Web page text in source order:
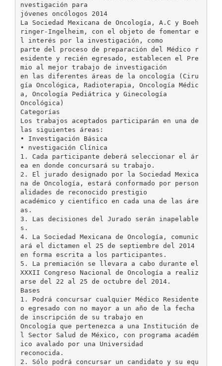
nvestigación para
jóvenes oncólogos 2014
La Sociedad Mexicana de Oncología, A.C y Boeh
ringer-Ingelheim, con el objeto de fomentar e
l interés por la investigación, como
parte del proceso de preparación del Médico r
esidente y recién egresado, establecen el Pre
mio al mejor trabajo de investigación
en las diferentes áreas de la oncología (Ciru
gía Oncológica, Radioterapia, Oncología Médic
a, Oncología Pediátrica y Ginecología
Oncológica)
Categorías
Los trabajos aceptados participarán en una de
las siguientes áreas:
• Investigación Básica
• nvestigación Clínica
1. Cada participante deberá seleccionar el ár
ea en donde concursará su trabajo.
2. El jurado designado por la Sociedad Mexica
na de Oncología, estará conformado por person
alidades de reconocido prestigio
académico y científico en cada una de las áre
as.
3. Las decisiones del Jurado serán inapelable
s.
4. La Sociedad Mexicana de Oncología, comunic
ará el dictamen el 25 de septiembre del 2014
en forma escrita a los participantes.
5. La premiación se llevara a cabo durante el
XXXII Congreso Nacional de Oncología a realiz
arse del 22 al 25 de octubre del 2014.
Bases
1. Podrá concursar cualquier Médico Residente
o egresado con no mayor a un año de la fecha
de inscripción de su trabajo en
Oncología que pertenezca a una Institución de
l Sector Salud de México, con programa académ
ico avalado por una Universidad
reconocida.
2. Sólo podrá concursar un candidato y su equ